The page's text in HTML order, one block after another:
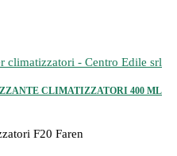
CLIMATIZZATORI 400 ML
F20 Faren